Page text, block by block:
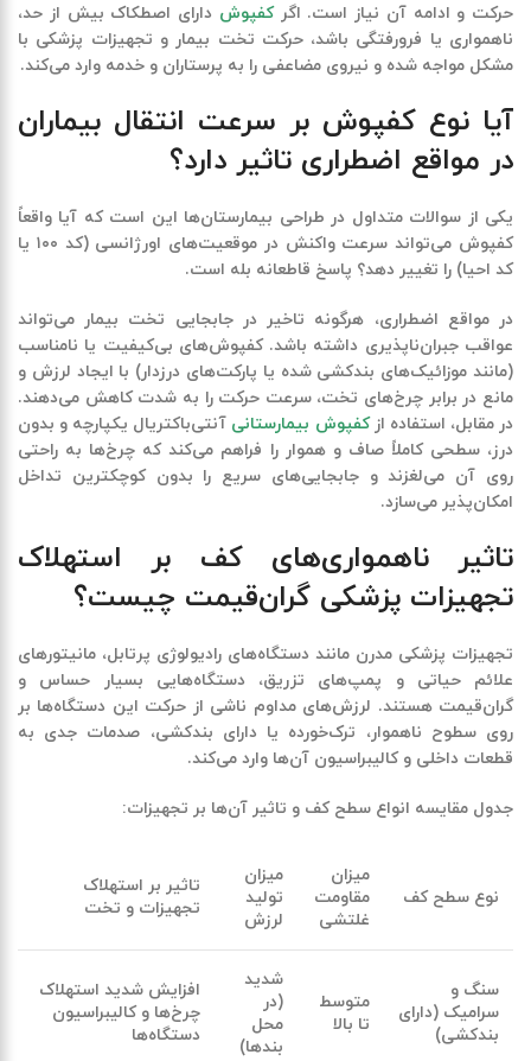
حرکت و ادامه آن نیاز است. اگرکفپوش دارای اصطکاک بیش از حد،
ناهمواری یا فرورفتگی باشد،حرکت تخت بیمار و تجهیزات پزشکی با
مشکل مواجه شده و نیروی مضاعفی را به پرستاران و خدمه وارد می‌کند.
آیا نوع کفپوش بر سرعت انتقال بیماران
در مواقع اضطراری تاثیر دارد؟
یکی از سوالات متداول در طراحی بیمارستان‌ها این است که آیا واقعاً
کفپوش می‌تواند سرعت واکنش در موقعیت‌های اورژانسی (کد ۱۰۰ یا
کد احیا) را تغییر دهد؟ پاسخ قاطعانه بله است.
در مواقع اضطراری، هرگونه تاخیر در جابجایی تخت بیمار می‌تواند
عواقب جبران‌ناپذیری داشته باشد. کفپوش‌های بی‌کیفیت یا نامناسب
(مانند موزائیک‌های بندکشی شده یا پارکت‌های درزدار) با ایجاد لرزش و
مانع در برابر چرخ‌های تخت، سرعت حرکت را به شدت کاهش می‌دهند.
در مقابل، استفاده ازکفپوش بیمارستانی آنتی‌باکتریال یکپارچه و بدون
درز، سطحی کاملاً صاف و هموار را فراهم می‌کند که چرخ‌ها به راحتی
روی آن می‌لغزند و جابجایی‌های سریع را بدون کوچکترین تداخل
امکان‌پذیر می‌سازد.
تاثیر ناهمواری‌های کف بر استهلاک
تجهیزات پزشکی گران‌قیمت چیست؟
تجهیزات پزشکی مدرن مانند دستگاه‌های رادیولوژی پرتابل، مانیتورهای
علائم حیاتی و پمپ‌های تزریق، دستگاه‌هایی بسیار حساس و
گران‌قیمت هستند. لرزش‌های مداوم ناشی از حرکت این دستگاه‌ها بر
روی سطوح ناهموار، ترک‌خورده یا دارای بندکشی، صدمات جدی به
قطعات داخلی و کالیبراسیون آن‌ها وارد می‌کند.
جدول مقایسه انواع سطح کف و تاثیر آن‌ها بر تجهیزات:
نوع سطح کف
میزان
مقاومت
غلتشی
میزان
تولید
لرزش
تاثیر بر استهلاک
تجهیزات و تخت
سنگ و
سرامیک (دارای
بندکشی)
متوسط
تا بالا
شدید
(در
محل
بندها)
افزایش شدید استهلاک
چرخ‌ها و کالیبراسیون
دستگاه‌ها